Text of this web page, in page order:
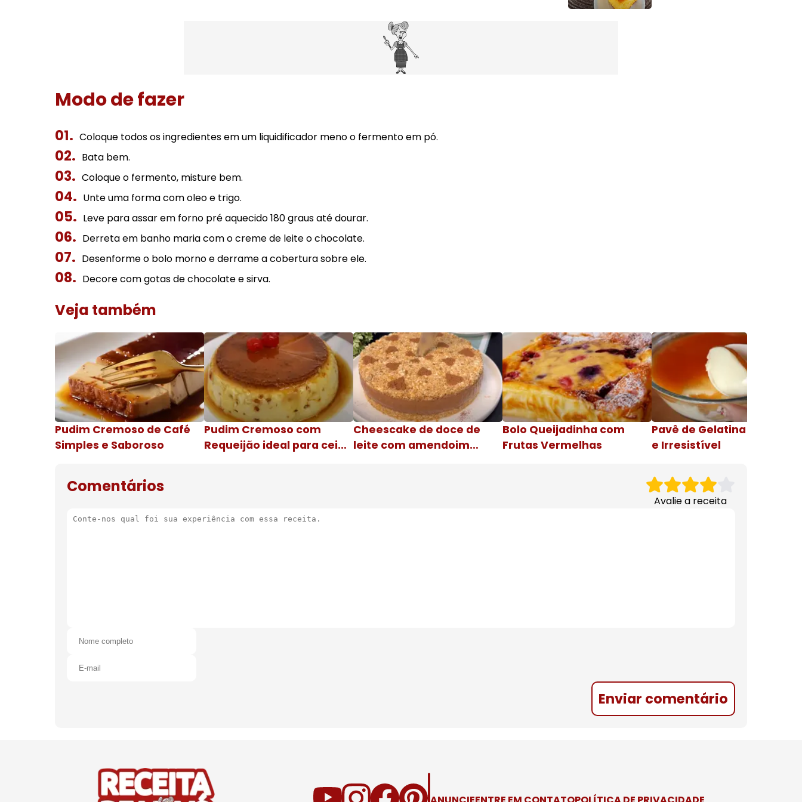
Modo de fazer
Coloque todos os ingredientes em um liquidificador meno o fermento em pó.
Bata bem.
Coloque o fermento, misture bem.
Unte uma forma com oleo e trigo.
Leve para assar em forno pré aquecido 180 graus até dourar.
Derreta em banho maria com o creme de leite o chocolate.
Desenforme o bolo morno e derrame a cobertura sobre ele.
Decore com gotas de chocolate e sirva.
Veja também
Pudim Cremoso de Café
Simples e Saboroso
Pudim Cremoso com
Requeijão ideal para ceia
Cheescake de doce de
leite com amendoim
Bolo Queijadinha com
Frutas Vermelhas
Pavê de Gelatina Cremosa
e Irresistível
Comentários
Avalie a receita
Enviar comentário